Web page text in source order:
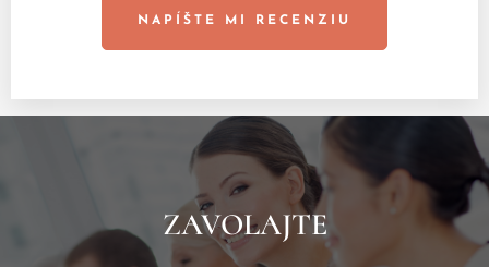
NAPÍŠTE MI RECENZIU
ZAVOLAJTE